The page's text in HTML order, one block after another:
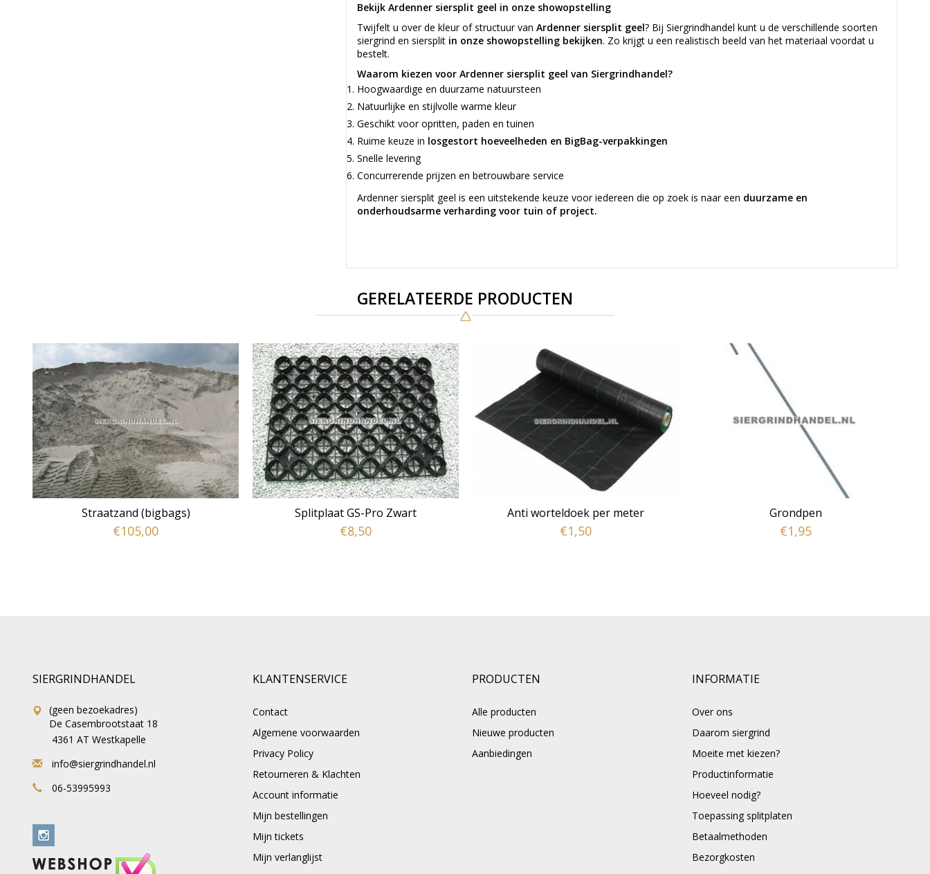
Bekijk Ardenner siersplit geel in onze showopstelling
Twijfelt u over de kleur of structuur vanArdenner siersplit geel? Bij Siergrindhandel kunt u de verschillende soorten
siergrind en siersplit in onze showopstelling bekijken. Zo krijgt u een realistisch beeld van het materiaal voordat u
bestelt.
Waarom kiezen voor Ardenner siersplit geel van Siergrindhandel?
Hoogwaardige en duurzame natuursteen
Natuurlijke en stijlvolle warme kleur
Geschikt voor opritten, paden en tuinen
Ruime keuze in losgestort hoeveelheden en BigBag-verpakkingen
Snelle levering
Concurrerende prijzen en betrouwbare service
Ardenner siersplit geel is een uitstekende keuze voor iedereen die op zoek is naar een duurzame en
onderhoudsarme verharding voor tuin of project.
GERELATEERDE PRODUCTEN
Straatzand (bigbags)
€105,00
Splitplaat GS-Pro Zwart
€8,50
Anti worteldoek per meter
€1,50
Grondpen
€1,95
SIERGRINDHANDEL
(geen bezoekadres)
De Casembrootstaat 18
4361 AT Westkapelle
info@siergrindhandel.nl
06-53995993
KLANTENSERVICE
Contact
Algemene voorwaarden
Privacy Policy
Retourneren & Klachten
Account informatie
Mijn bestellingen
Mijn tickets
Mijn verlanglijst
PRODUCTEN
Alle producten
Nieuwe producten
Aanbiedingen
INFORMATIE
Over ons
Daarom siergrind
Moeite met kiezen?
Productinformatie
Hoeveel nodig?
Toepassing splitplaten
Betaalmethoden
Bezorgkosten